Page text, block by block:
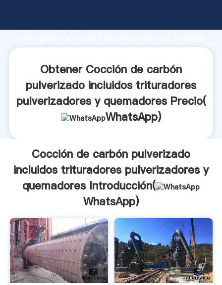
fuerte capacidad de producción, fuerza de
Cocción de carbón pulverizado incluidos trituradores
y aporta valores a todos los clientes.
Obtener Cocción de carbón
pulverizado incluidos trituradores
pulverizadores y quemadores Precio(
WhatsApp)
Cocción de carbón pulverizado
incluidos trituradores pulverizadores y
quemadores Introducción(
WhatsApp)